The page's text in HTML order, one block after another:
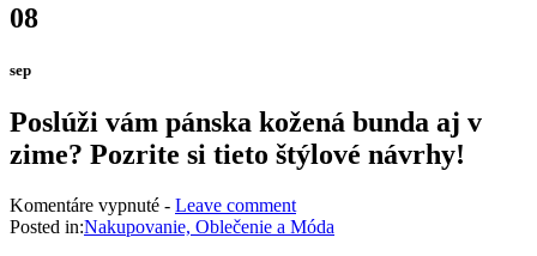
08
sep
Poslúži vám pánska kožená bunda aj v
zime? Pozrite si tieto štýlové návrhy!
Komentáre vypnuténa
Poslúži
- Leave comment
Posted in:Nakupovanie, Oblečenie a Móda